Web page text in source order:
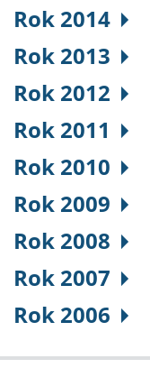
Rok 2014
Rok 2013
Rok 2012
Rok 2011
Rok 2010
Rok 2009
Rok 2008
Rok 2007
Rok 2006